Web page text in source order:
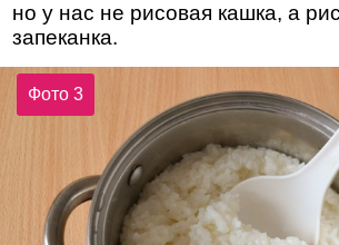
но у нас не рисовая кашка, а
запеканка.
Фото 3